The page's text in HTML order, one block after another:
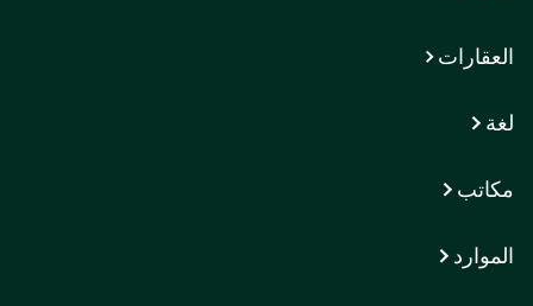
العقارات
لغة
مكاتب
الموارد